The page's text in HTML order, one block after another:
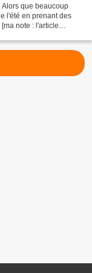
que beaucoup
l'été en prenant des
note : l'article